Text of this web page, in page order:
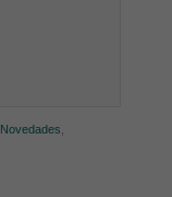
Novedades